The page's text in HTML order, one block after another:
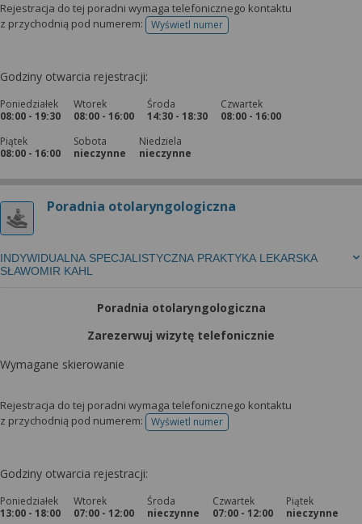
Rejestracja do tej poradni wymaga telefonicznego kontaktu
z przychodnią pod numerem:
Wyświetl numertelefonu do rejestracji
Godziny otwarcia rejestracji:
Poniedziałek
08:00 - 19:30
Wtorek
08:00 - 16:00
Środa
14:30 - 18:30
Czwartek
08:00 - 16:00
Piątek
08:00 - 16:00
Sobota
nieczynne
Niedziela
nieczynne
Poradnia otolaryngologiczna
INDYWIDUALNA SPECJALISTYCZNA PRAKTYKA LEKARSKA
SŁAWOMIR KAHL
Poradnia otolaryngologiczna
Zarezerwuj wizytę telefonicznie
Wymagane skierowanie
Rejestracja do tej poradni wymaga telefonicznego kontaktu
z przychodnią pod numerem:
Wyświetl numertelefonu do rejestracji
Godziny otwarcia rejestracji:
Poniedziałek
13:00 - 18:00
Wtorek
07:00 - 12:00
Środa
nieczynne
Czwartek
07:00 - 12:00
Piątek
nieczynne